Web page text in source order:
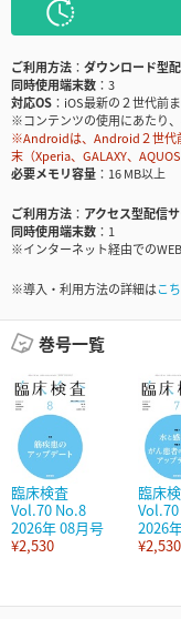
ご利用方法
ダウンロード型
同時使用端末数
3
対応OS
iOS最新の２世代前
※コンテンツの使用にあたり
※Androidは、Android２世代
末（Xperia、GALAXY、
必要メモリ容量
16 MB以上
ご利用方法
アクセス型配信
同時使用端末数
1
※インターネット経由での
※導入・利用方法の詳細はこ
巻号一覧
臨床検査
Vol.70 No.8
2026年 08月号
¥2,530
臨床
2026
¥2,530